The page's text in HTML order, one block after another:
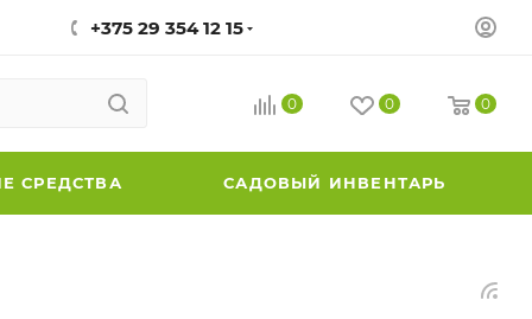
+375 29 354 12 15
0 0 0
СРЕДСТВА САДОВЫЙ ИНВЕНТАРЬ